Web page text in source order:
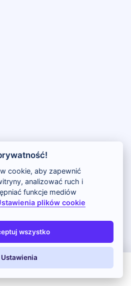
Wakacje.pl
Polityka prywatności
cookie, aby zapewnić
analizować ruch i
funkcje mediów
plików cookie
wszystko
Ustawienia